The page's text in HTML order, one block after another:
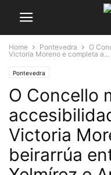
Home Pontevedra
O
Victoria Moreno e completa a...
Pontevedra
O Concello
Victoria
beirarrúa